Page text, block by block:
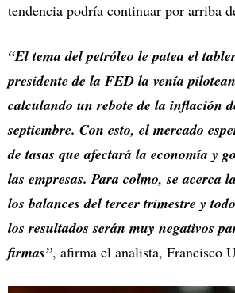
tendencia podría continuar por arriba
“El tema del petróleo le patea el
presidente de la FED la venía
calculando un rebote de la inflación
septiembre. Con esto, el mercado
de tasas que afectará la economía y
las empresas. Para colmo, se acerca
los balances del tercer trimestre y
los resultados serán muy negativos
firmas”, afirma el analista, Francisco